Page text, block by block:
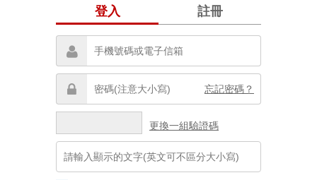
登入 註冊
忘記密碼？
更換一組驗證碼